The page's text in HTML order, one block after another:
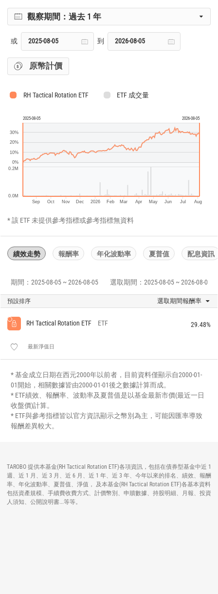
觀察期間：過去 1 年
或 到
原幣計價
RH Tactical Rotation ETF ETF 成交量
2025-08-05 2026-08-05
Sep Oct Nov Dec 2026 Feb Mar Apr May Jun Jul Aug
0.0M
0.2M
0%
10%
20%
30%
* 該 ETF 未提供參考指標或參考指標無資料
績效走勢 報酬率 年化波動率 夏普值 配息資訊
期間：2025-08-05 ~ 2026-08-05 選取期間：2025-08-05 ~ 2026-08-05
預設排序 選取期間報酬率
RH Tactical Rotation ETF ETF 29.48%
最新淨值日
* 基金成立日期在西元2000年以前者，目前資料僅顯示自2000-01-
01開始，相關數據皆由2000-01-01後之數據計算而成。
* ETF績效、報酬率、波動率及夏普值是以基金最新市價(最近一日
收盤價)計算。
* ETF與參考指標皆以官方資訊顯示之幣別為主，可能因匯率導致
報酬差異較大。
TAROBO 提供本基金(RH Tactical Rotation ETF)各項資訊，包括在債券型基金中近 1
週、近 1 月、近 3 月、近 6 月、近 1 年、近 3 年、今年以來的排名、績效、報酬
率、年化波動率、夏普值、淨值， 及本基金(RH Tactical Rotation ETF)各基本資料
包括資產規模、手續費收費方式、計價幣別、申贖數據、持股明細、月報、投資
人須知、公開說明書...等等。